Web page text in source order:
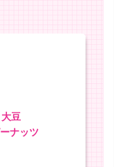
豆
ナッツ